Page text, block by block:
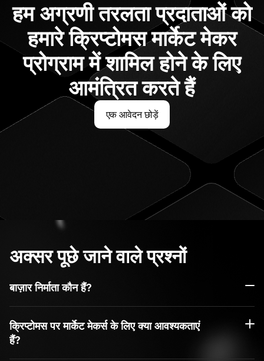
हम अग्रणी तरलता प्रदाताओं को
हमारे क्रिप्टोमस मार्केट मेकर
प्रोग्राम में शामिल होने के लिए
आमंत्रित करते हैं
एक आवेदन छोड़ें
अक्सर पूछे जाने वाले प्रश्नों
बाज़ार निर्माता कौन हैं?
क्रिप्टोमस पर मार्केट मेकर्स के लिए क्या आवश्यकताएं
हैं?